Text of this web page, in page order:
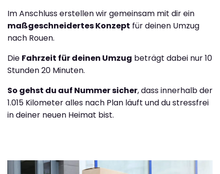
Im Anschluss erstellen wir gemeinsam mit dir ein
maßgeschneidertes Konzept für deinen Umzug
nach Rouen.
Die Fahrzeit für deinen Umzug beträgt dabei nur 10
Stunden 20 Minuten.
So gehst du auf Nummer sicher, dass innerhalb der
1.015 Kilometer alles nach Plan läuft und du stressfrei
in deiner neuen Heimat bist.